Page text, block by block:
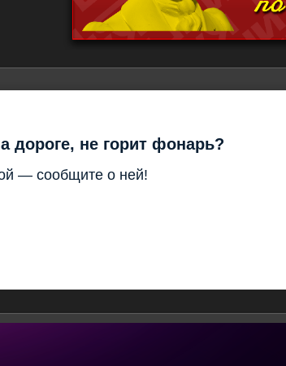
дороге, не горит фонарь?
— сообщите о ней!